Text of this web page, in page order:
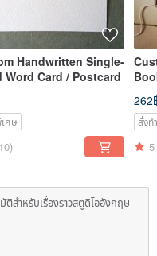
Handwritten Single-
Word Card / Postcard
ศษ
262
สั่งท
5
สำหรับเรื่องราวสตูดิโออังกฤษ